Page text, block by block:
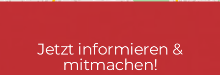
Jetzt
informieren
Jetzt informieren &
mitmachen!